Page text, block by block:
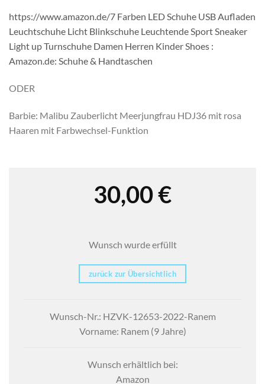
https://www.amazon.de/7 Farben LED Schuhe USB Aufladen
Leuchtschuhe Licht Blinkschuhe Leuchtende Sport Sneaker
Light up Turnschuhe Damen Herren Kinder Shoes :
Amazon.de: Schuhe & Handtaschen
ODER
Barbie: Malibu Zauberlicht Meerjungfrau HDJ36 mit rosa
Haaren mit Farbwechsel-Funktion
30,00€
Wunsch wurde erfüllt
zurück zur Übersichtlich
Wunsch-Nr.: HZVK-12653-2022-Ranem
Vorname: Ranem (9 Jahre)
Wunsch erhältlich bei:
Amazon